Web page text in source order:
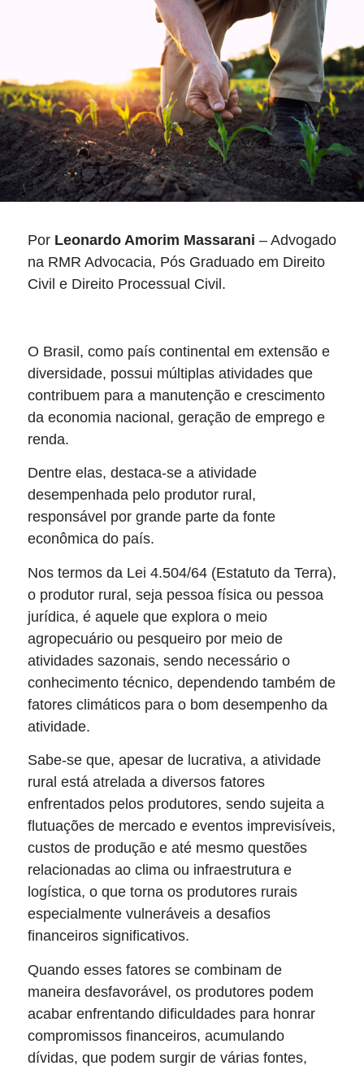
Por Leonardo Amorim Massarani – Advogado
na RMR Advocacia, Pós Graduado em Direito
Civil e Direito Processual Civil.
O Brasil, como país continental em extensão e
diversidade, possui múltiplas atividades que
contribuem para a manutenção e crescimento
da economia nacional, geração de emprego e
renda.
Dentre elas, destaca-se a atividade
desempenhada pelo produtor rural,
responsável por grande parte da fonte
econômica do país.
Nos termos da Lei 4.504/64 (Estatuto da Terra),
o produtor rural, seja pessoa física ou pessoa
jurídica, é aquele que explora o meio
agropecuário ou pesqueiro por meio de
atividades sazonais, sendo necessário o
conhecimento técnico, dependendo também de
fatores climáticos para o bom desempenho da
atividade.
Sabe-se que, apesar de lucrativa, a atividade
rural está atrelada a diversos fatores
enfrentados pelos produtores, sendo sujeita a
flutuações de mercado e eventos imprevisíveis,
custos de produção e até mesmo questões
relacionadas ao clima ou infraestrutura e
logística, o que torna os produtores rurais
especialmente vulneráveis a desafios
financeiros significativos.
Quando esses fatores se combinam de
maneira desfavorável, os produtores podem
acabar enfrentando dificuldades para honrar
compromissos financeiros, acumulando
dívidas, que podem surgir de várias fontes,